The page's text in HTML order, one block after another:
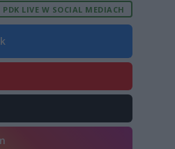
PDK LIVE W SOCIAL MEDIACH